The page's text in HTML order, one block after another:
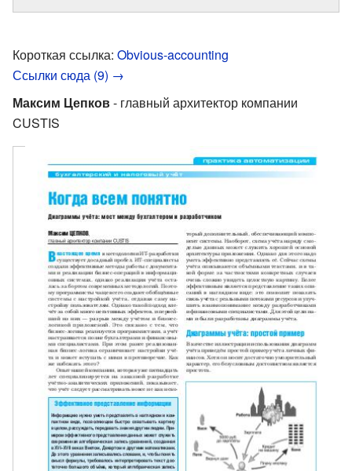
Короткая ссылка: Obvious-accounting
Ссылки сюда (9) →
Максим Цепков- главный архитектор компании
CUSTIS